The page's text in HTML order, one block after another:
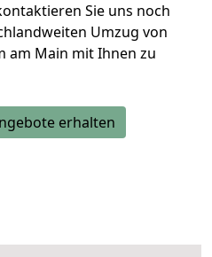
Sie uns noch
Umzug von
am Main mit Ihnen zu
erhalten